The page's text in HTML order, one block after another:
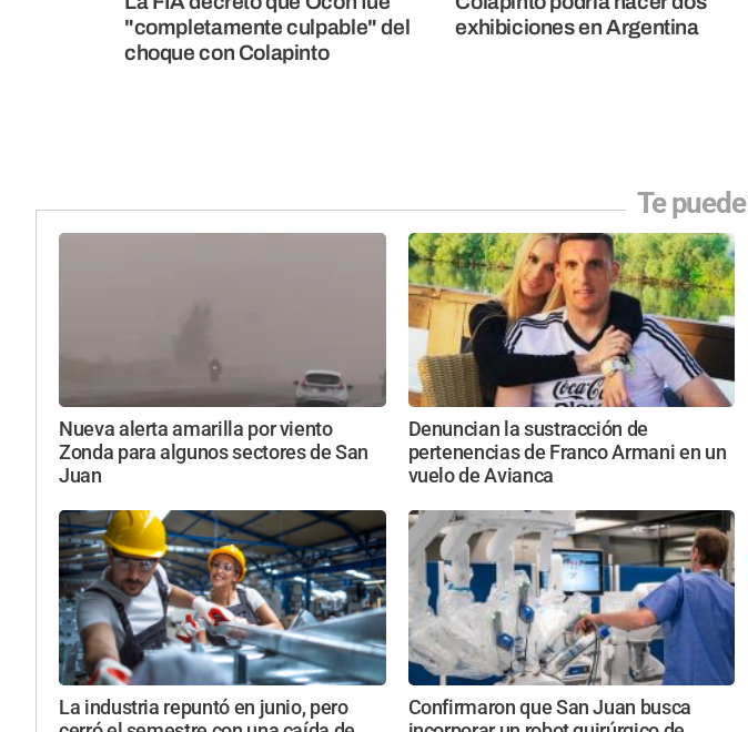
"completamente culpable" del
choque con Colapinto
exhibiciones en Argentina
Te puede
Nueva alerta amarilla por viento
Zonda para algunos sectores de San
Juan
Denuncian la sustracción de
pertenencias de Franco Armani en un
vuelo de Avianca
La industria repuntó en junio, pero
Confirmaron que San Juan busca